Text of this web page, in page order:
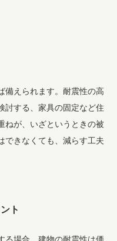
備えられます。耐震性の高
討する、家具の固定など住
が、いざというときの被
できなくても、減らす工夫
ト